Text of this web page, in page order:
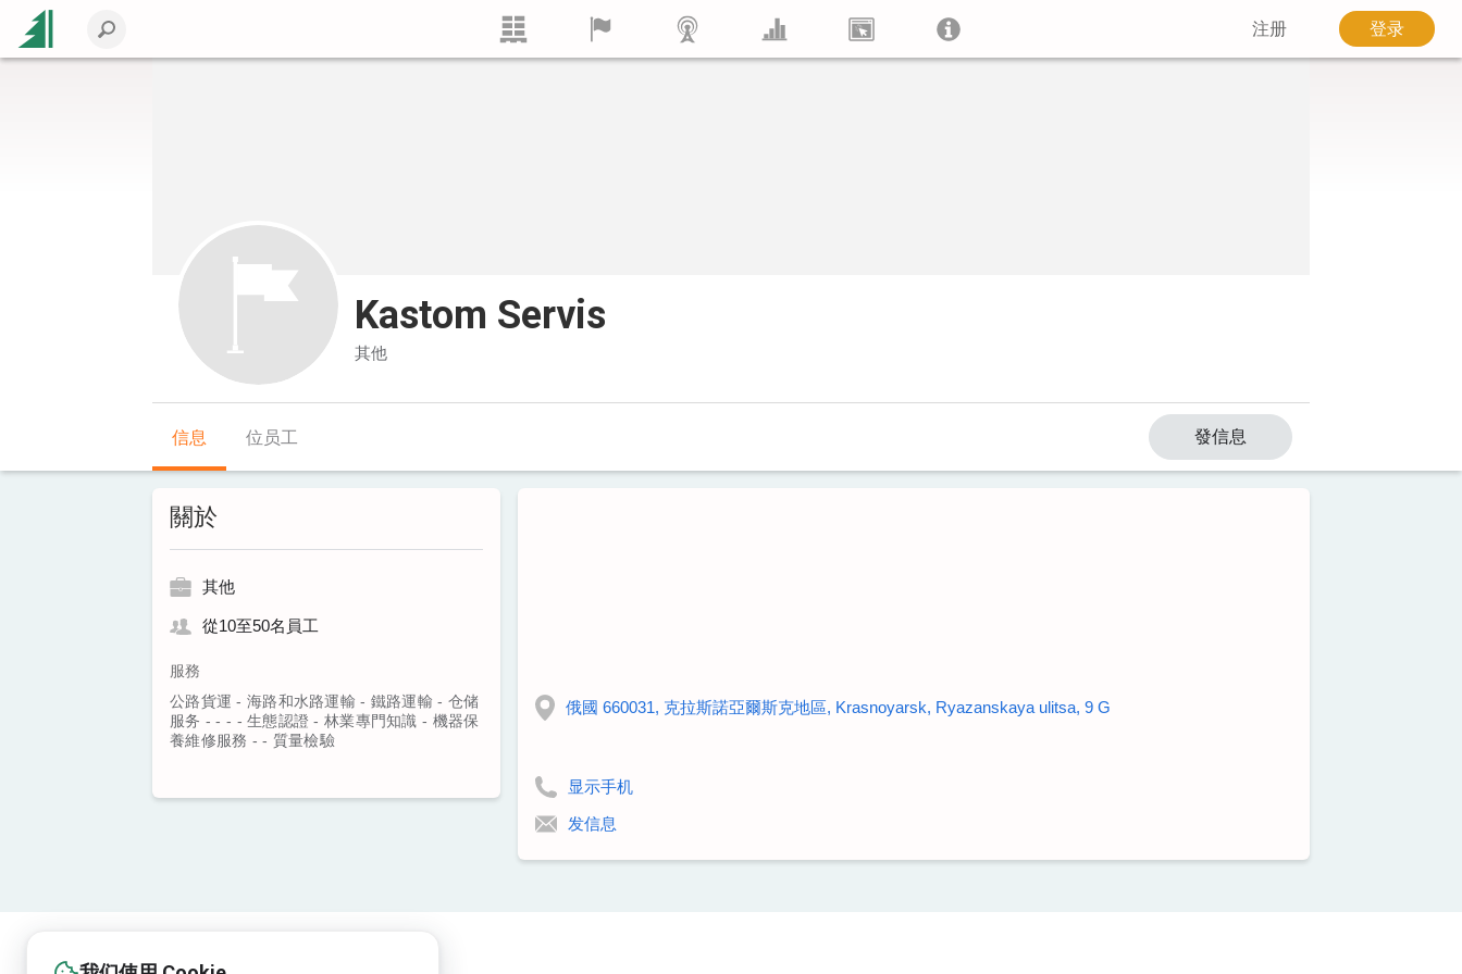
注册 登录
Kastom Servis
其他
信息 位员工 發信息
關於
其他
從10至50名員工
服務
公路貨運 - 海路和水路運輸 - 鐵路運輸 - 仓储
服务 - - - - 生態認證 - 林業專門知識 - 機器保
養維修服務 - - 質量檢驗
俄國 660031, 克拉斯諾亞爾斯克地區, Krasnoyarsk, Ryazanskaya ulitsa, 9 G
显示手机
发信息